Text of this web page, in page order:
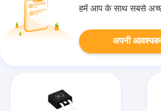
हमें आप के साथ सबसे
अपनी